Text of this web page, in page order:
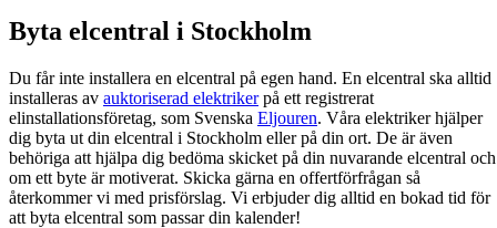
Byta elcentral i Stockholm
Du får inte installera en elcentral på egen hand. En elcentral ska alltid
installeras av auktoriserad elektrikerpå ett registrerat
elinstallationsföretag, som Svenska Eljouren. Våra elektriker hjälper
dig byta ut din elcentral i Stockholm eller på din ort. De är även
behöriga att hjälpa dig bedöma skicket på din nuvarande elcentral och
om ett byte är motiverat. Skicka gärna en offertförfrågan så
återkommer vi med prisförslag. Vi erbjuder dig alltid en bokad tid för
att byta elcentral som passar din kalender!